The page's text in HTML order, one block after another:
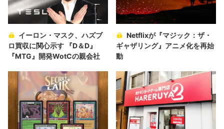
イーロン・マスク、ハズブ
ロ買収に関心示す 『D＆D』
『MTG』開発WotCの親会社
Netflixが『マジック：ザ・
ギャザリング』アニメ化を再始
動